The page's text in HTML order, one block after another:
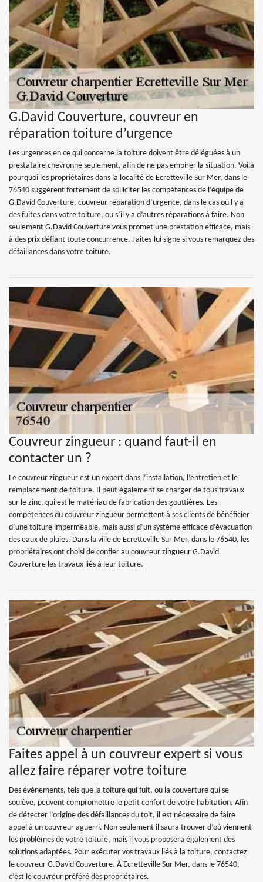
G.David Couverture, couvreur en
réparation toiture d’urgence
Les urgences en ce qui concerne la toiture doivent être déléguées à un
prestataire chevronné seulement, afin de ne pas empirer la situation. Voilà
pourquoi les propriétaires dans la localité de Ecretteville Sur Mer, dans le
76540 suggèrent fortement de solliciter les compétences de l’équipe de
G.David Couverture, couvreur réparation d’urgence, dans le cas où l y a
des fuites dans votre toiture, ou s’il y a d’autres réparations à faire. Non
seulement G.David Couverture vous promet une prestation efficace, mais
à des prix défiant toute concurrence. Faites-lui signe si vous remarquez des
défaillances dans votre toiture.
Couvreur zingueur : quand faut-il en
contacter un ?
Le couvreur zingueur est un expert dans l’installation, l’entretien et le
remplacement de toiture. Il peut également se charger de tous travaux
sur le zinc, qui est le matériau de fabrication des gouttières. Les
compétences du couvreur zingueur permettent à ses clients de bénéficier
d’une toiture imperméable, mais aussi d’un système efficace d’évacuation
des eaux de pluies. Dans la ville de Ecretteville Sur Mer, dans le 76540, les
propriétaires ont choisi de confier au couvreur zingueur G.David
Couverture les travaux liés à leur toiture.
Faites appel à un couvreur expert si vous
allez faire réparer votre toiture
Des évènements, tels que la toiture qui fuit, ou la couverture qui se
soulève, peuvent compromettre le petit confort de votre habitation. Afin
de détecter l’origine des défaillances du toit, il est nécessaire de faire
appel à un couvreur aguerri. Non seulement il saura trouver d’où viennent
les problèmes de votre toiture, mais il vous proposera également des
solutions adaptées. Pour exécuter vos travaux liés à la toiture, contactez
le couvreur G.David Couverture. À Ecretteville Sur Mer, dans le 76540,
c’est le couvreur préféré des propriétaires.